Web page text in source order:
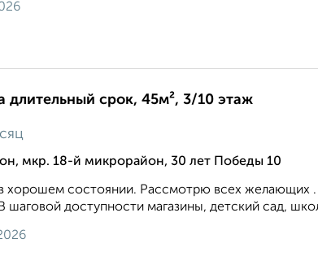
длительный срок, 45м², 3/10 этаж
мкр. 18-й микрорайон, 30 лет Победы 10
хорошем состоянии. Рассмотрю всех желающих .
шаговой доступности магазины, детский сад,